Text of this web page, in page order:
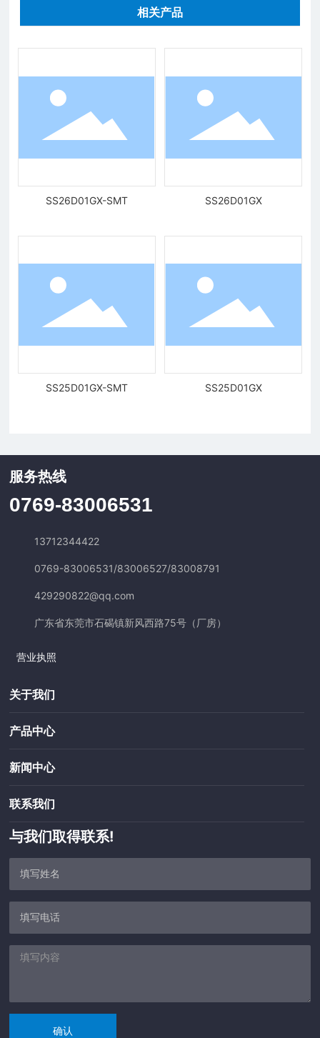
相关产品
SS26D01GX-SMT SS26D01GX
SS25D01GX-SMT SS25D01GX
服务热线
0769-83006531
13712344422
0769-83006531/83006527/83008791
429290822@qq.com
广东省东莞市石碣镇新风西路75号（厂房）
营业执照
关于我们
产品中心
新闻中心
联系我们
与我们取得联系!
确认